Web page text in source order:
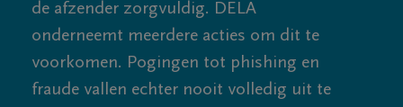
de afzender zorgvuldig. DELA
onderneemt meerdere acties om dit te
voorkomen. Pogingen tot phishing en
fraude vallen echter nooit volledig uit te